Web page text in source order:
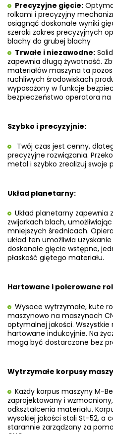
Precyzyjne gięcie:
rolkami i precyzyjny
osiągnąć doskonałe wyniki
szeroki zakres precyzyjnych
blachy do grubej blachy
Trwałe i niezawodne:
zapewnia długą żywotność.
materiałów maszyna ta
ruchliwych środowiskach
wyposażony w funkcje
bezpieczeństwo operatora
Szybko i precyzyjnie:
Twój czas jest cenny,
precyzyjne rozwiązania.
metal i szybko zrealizuj swoje
Układ planetarny:
Układ planetarny zapewnia
zwijarkach blach,
mniejszych średnicach.
układ ten umożliwia
doskonałe gięcie wstępne,
płaskość giętego materiału.
Hartowane i polerowane
Wysoce wytrzymałe, kute
maszynowo na maszynach
optymalnej jakości. Wszystkie
hartowane indukcyjnie. Na
mogą być dostarczone bez
Wytrzymałe korpusy
Każdy korpus maszyny M-
zaprojektowany i
odkształcenia materiału.
wysokiej jakości stali St-52, a
starannie zarządzany za